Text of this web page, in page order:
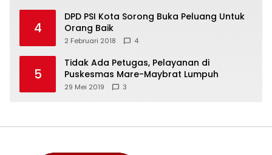
4
DPD PSI Kota Sorong Buka Peluang Untuk
Orang Baik
2 Februari 2018 4
5
Tidak Ada Petugas, Pelayanan di
Puskesmas Mare-Maybrat Lumpuh
29 Mei 2019 3